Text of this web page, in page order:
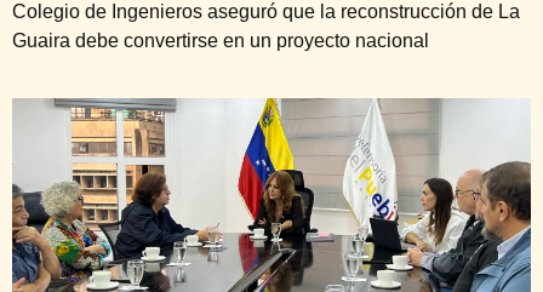
Colegio de Ingenieros aseguró que la reconstrucción de La
Guaira debe convertirse en un proyecto nacional